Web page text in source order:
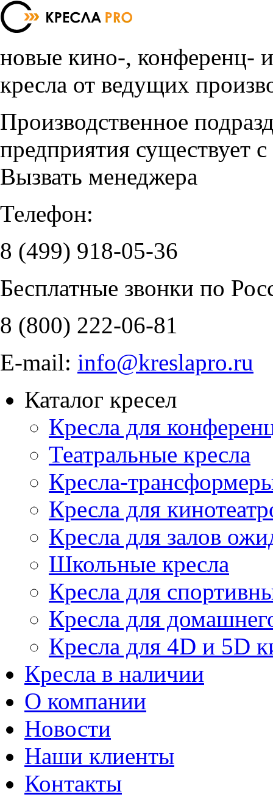
новые кино-, конференц-
кресла от ведущих
Производственное
предприятия существует
Вызвать менеджера
Телефон:
8 (499) 918-05-36
Бесплатные звонки по
8 (800) 222-06-81
E-mail: info@kreslapro.ru
Каталог кресел
Кресла для
Театральные кресла
Кресла-
Кресла для
Кресла для залов
Школьные кресла
Кресла для
Кресла для
Кресла для 4D и 5D
Кресла в наличии
О компании
Новости
Наши клиенты
Контакты